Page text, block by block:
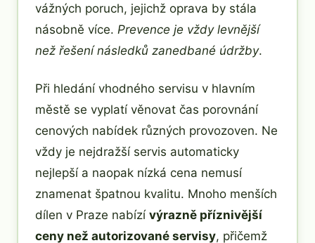
vážných poruch, jejichž oprava by stála
násobně více. Prevence je vždy levnější
než řešení následků zanedbané údržby.
Při hledání vhodného servisu v hlavním
městě se vyplatí věnovat čas porovnání
cenových nabídek různých provozoven. Ne
vždy je nejdražší servis automaticky
nejlepší a naopak nízká cena nemusí
znamenat špatnou kvalitu. Mnoho menších
dílen v Praze nabízí výrazně příznivější
ceny než autorizované servisy, přičemž